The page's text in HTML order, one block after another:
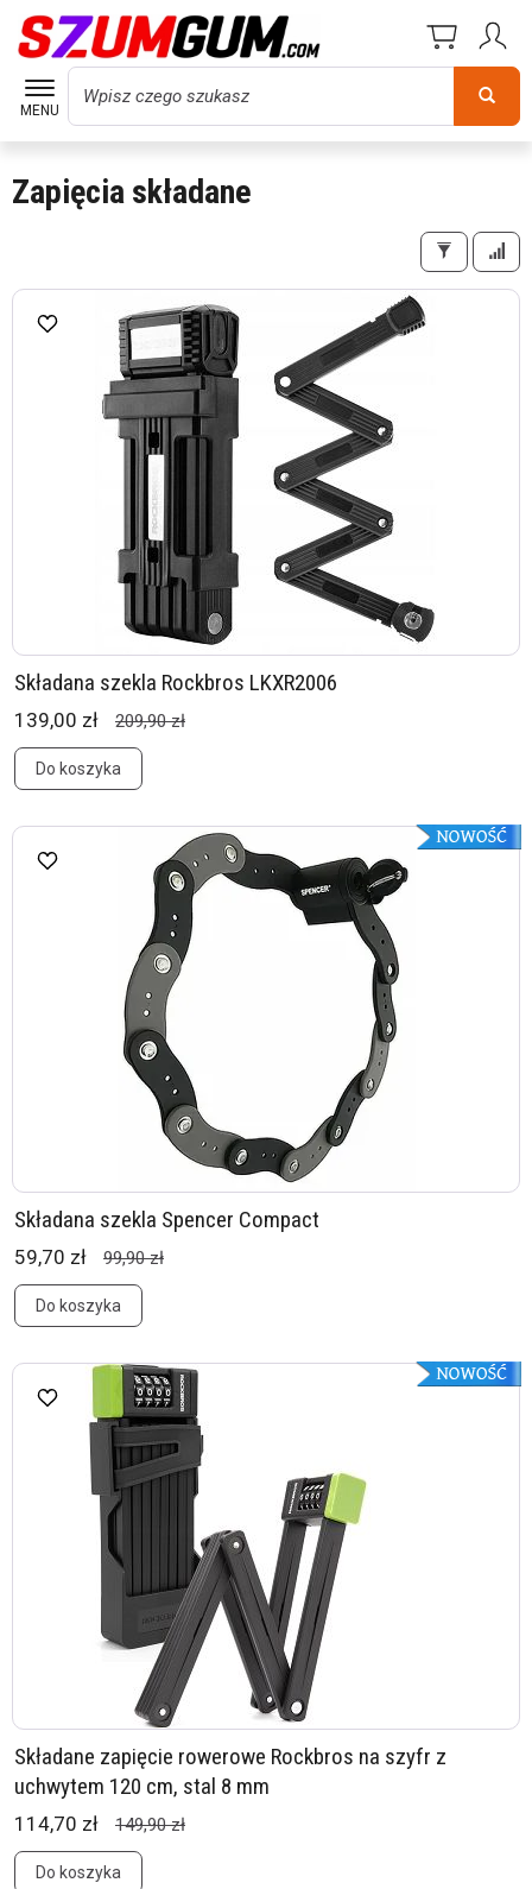
MENU
Wyszukaj
Zapięcia składane
Składana szekla Rockbros LKXR2006
139,00 zł 209,90 zł
Do koszyka
Składana szekla Spencer Compact
59,70 zł 99,90 zł
Do koszyka
Składane zapięcie rowerowe Rockbros na szyfr z
uchwytem 120 cm, stal 8 mm
114,70 zł 149,90 zł
Do koszyka